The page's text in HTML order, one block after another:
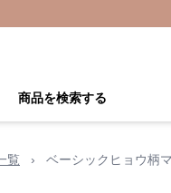
商品を検索する
覧 › ベーシックヒョウ柄